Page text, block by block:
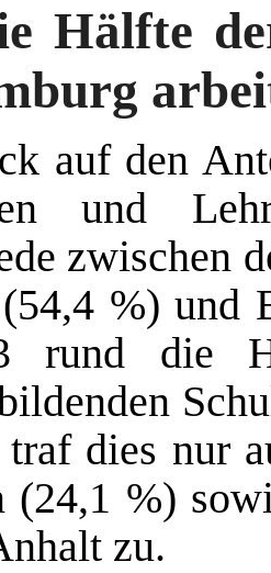
Hälfte
auf den
und
zwischen
%) und
rund die
traf dies nur
(24,1 %)
zu.